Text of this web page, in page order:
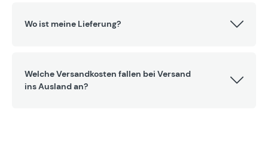
Wo ist meine Lieferung?
Welche Versandkosten fallen bei Versand
ins Ausland an?